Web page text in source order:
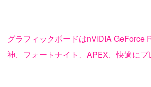
グラフィックボードはnVIDIA GeForce
神、フォートナイト、APEX、快適にプ